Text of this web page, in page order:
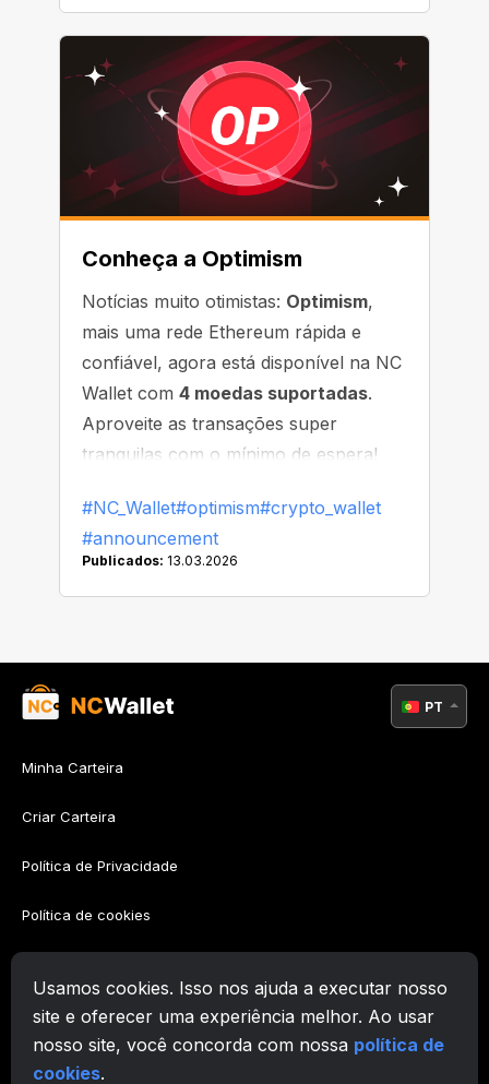
Usamos cookies. Isso nos ajuda a executar nosso
site e oferecer uma experiência melhor. Ao usar
nosso site, você concorda com nossa política de
cookies.
Conheça a Optimism
Notícias muito otimistas: Optimism,
mais uma rede Ethereum rápida e
confiável, agora está disponível na NC
Wallet com 4 moedas suportadas.
Aproveite as transações super
tranquilas com o mínimo de espera!
#NC_Wallet#optimism#crypto_wallet
#announcement
Publicados: 13.03.2026
Minha Carteira
Criar Carteira
Política de Privacidade
Política de cookies
Termos de Utilização
PT